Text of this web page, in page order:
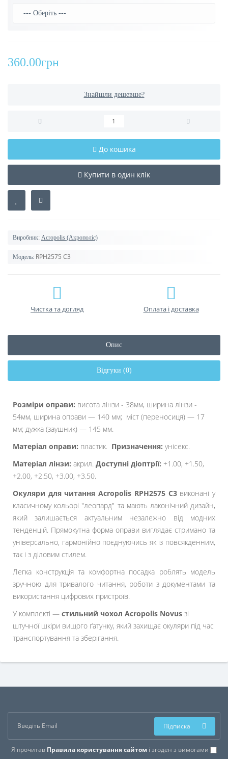
360.00грн
Знайшли дешевше?
До кошика
Купити в один клік
Виробник: Acropolis (Акрополіс)
Модель: RPH2575 C3
Чистка та догляд Оплата і доставка
Опис
Відгуки (0)
Розміри оправи: висота лінзи - 38мм, ширина лінзи -
54мм, ширина оправи — 140 мм; міст (переносиця) — 17
мм; дужка (заушник) — 145 мм.
Матеріал оправи: пластик. Призначення: унісекс.
Матеріал лінзи: акрил. Доступні діоптрії: +1.00, +1.50,
+2.00, +2.50, +3.00, +3.50.
Окуляри для читання Acropolis RPH2575 C3виконані у
класичному кольорі "леопард" та мають лаконічний дизайн,
який залишається актуальним незалежно від модних
тенденцій. Прямокутна форма оправи виглядає стримано та
універсально, гармонійно поєднуючись як із повсякденним,
так і з діловим стилем.
Легка конструкція та комфортна посадка роблять модель
зручною для тривалого читання, роботи з документами та
використання цифрових пристроїв.
У комплекті — стильний чохол Acropolis Novus зі
штучної шкіри вищого ґатунку, який захищає окуляри під час
транспортування та зберігання.
Я прочитав Правила користування сайтом і згоден з вимогами
Підписка